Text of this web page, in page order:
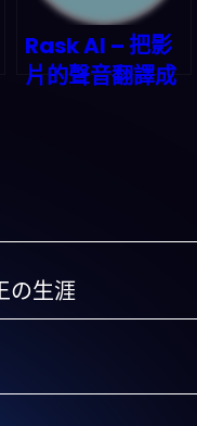
Rask AI – 把影
片的聲音翻譯成
の生涯